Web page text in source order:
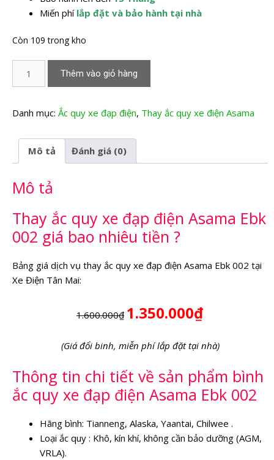
Miến phí lắp đặt và bảo hành tại nhà
Còn 109 trong kho
xe
điện
Asama
002
lượng
Thêm vào giỏ hàng
Danh mục: Ắc quy xe đạp điện, Thay ắc quy xe điện Asama
Mô tả Đánh giá (0)
Mô tả
Thay ắc quy xe đạp điện Asama Ebk
002 giá bao nhiêu tiền ?
Bảng giá dịch vụ thay ắc quy xe đạp điện Asama Ebk 002 tại
Xe Điện Tân Mai:
1.600.000₫ 1.350.000₫
(Giá đổi binh, miễn phí lắp đặt tại nhà)
Thông tin chi tiết về sản phẩm bình
ắc quy xe đạp điện Asama Ebk 002
Hãng bình: Tianneng, Alaska, Yaantai, Chilwee .
Loại ắc quy : Khô, kín khí, không cần bảo dưỡng (AGM,
VRLA).